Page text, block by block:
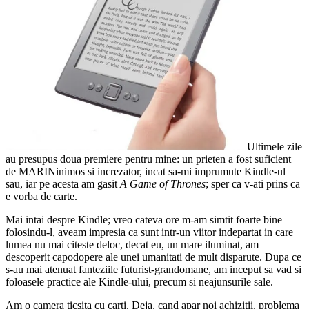
Ultimele zile
au presupus doua premiere pentru mine: un prieten a fost suficient
de MARINinimos si increzator, incat sa-mi imprumute Kindle-ul
sau, iar pe acesta am gasit A Game of Thrones; sper ca v-ati prins ca
e vorba de carte.
Mai intai despre Kindle; vreo cateva ore m-am simtit foarte bine
folosindu-l, aveam impresia ca sunt intr-un viitor indepartat in care
lumea nu mai citeste deloc, decat eu, un mare iluminat, am
descoperit capodopere ale unei umanitati de mult disparute. Dupa ce
s-au mai atenuat fanteziile futurist-grandomane, am inceput sa vad si
foloasele practice ale Kindle-ului, precum si neajunsurile sale.
Am o camera ticsita cu carti. Deja, cand apar noi achizitii, problema